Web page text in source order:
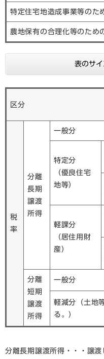
特定住宅地造成事業等のた
農地保有の合理化等のため
表のサ
区分
税
率
分離
長期
譲渡
所得
一般分
特定分
（優良住宅
地等）
軽課分
（居住用財
産）
分離
短期
譲渡
所得
一般分
軽減分（土地
る。）
分離長期譲渡所得・・・譲